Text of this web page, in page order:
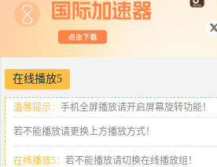
在线播放5
温馨提示： 手机全屏播放请开启屏幕旋转功能！
若不能播放请更换上方播放方式！
在线播放5： 若不能播放请切换在线播放组！